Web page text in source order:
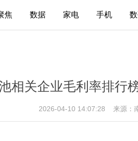
焦 数据 家电 手机
相关企业毛利率排行
2026-04-10 14:07:28 来源：